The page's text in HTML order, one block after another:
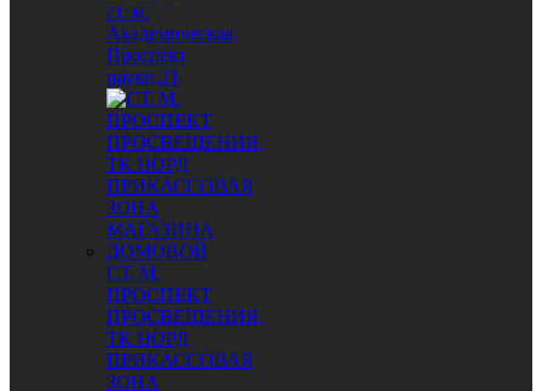
ст. м.
Академическая,
Проспект
науки,21
СТ. М.
ПРОСПЕКТ
ПРОСВЕЩЕНИЯ,
ТК НОРД
ПРИКАССОВАЯ
ЗОНА